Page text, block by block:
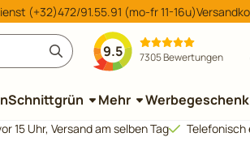
(+32)472/91.55.91 (mo-fr 11-16u)
9.5 7305 Bewertungen
Schnittgrün Mehr Werbegeschenk
15 Uhr, Versand am selben Tag
Telefonisch